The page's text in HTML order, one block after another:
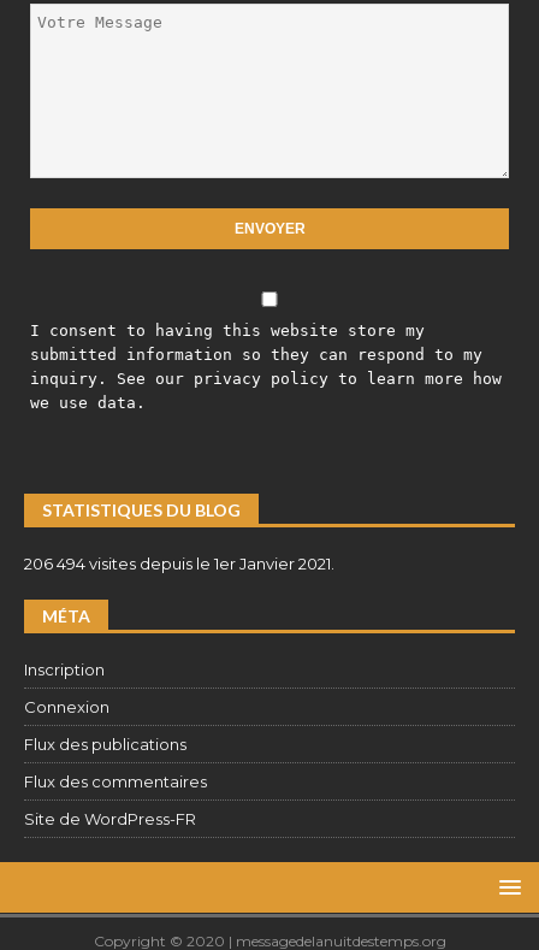
I consent to having this website store my
submitted information so they can respond to my
inquiry. See our privacy policy to learn more how
we use data.
STATISTIQUES DU BLOG
206 494 visites depuis le 1er Janvier 2021.
MÉTA
Inscription
Connexion
Flux des publications
Flux des commentaires
Site de WordPress-FR
Copyright © 2020 | messagedelanuitdestemps.org